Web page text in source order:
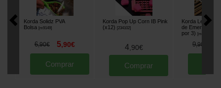
Korda Solidz PVA
Bolsa
[m9149]
6,90€ 5,90€
Comprar
Korda Pop Up Corn IB Pink
(x12)
234102]
4 90€
Comprar
Korda
de Emerilhão a
por 3)
[m18657
9,90